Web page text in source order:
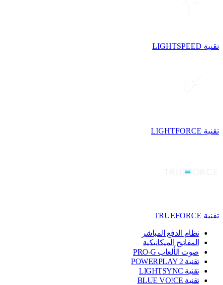
تقنية LIGHTSPEED
تقنية LIGHTFORCE
تقنية TRUEFORCE
نظام الدفع المباشر
المفاتيح الميكانيكية
صوت الألعاب PRO-G
تقنية ‏POWERPLAY 2
تقنية LIGHTSYNC
تقنية BLUE VO!CE